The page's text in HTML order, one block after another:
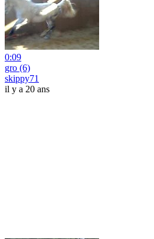
0:09
gro (6)
skippy71
il y a 20 ans